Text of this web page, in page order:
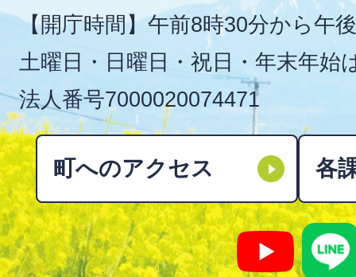
【開庁時間】午前8時30分から午
土曜日・日曜日・祝日・年末年始
法人番号7000020074471
町へのアクセス 各